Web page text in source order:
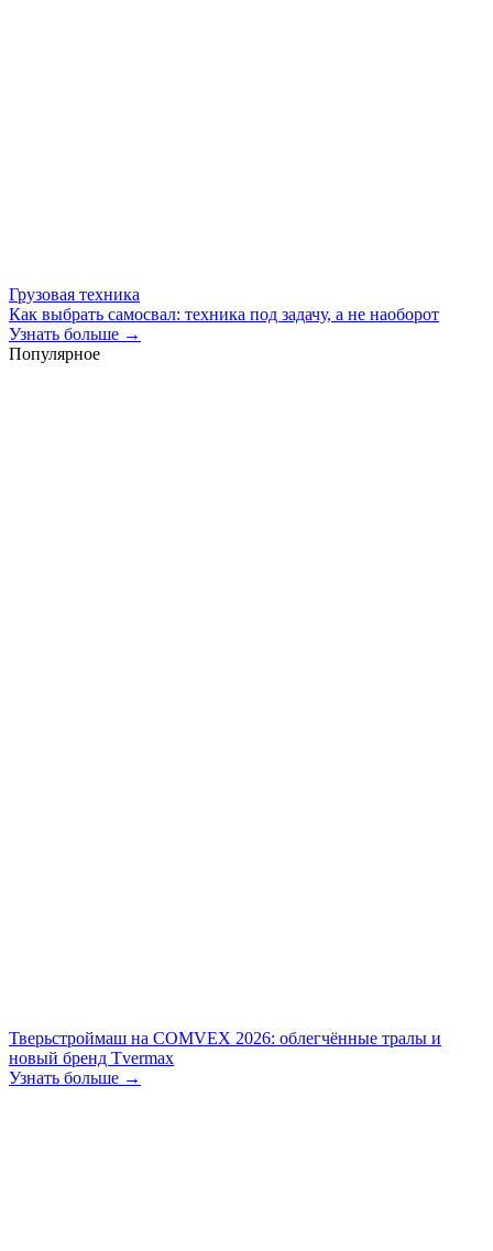
Грузовая техника
Как выбрать самосвал: техника под задачу, а не наоборот
Узнать больше →
Популярное
Тверьстроймаш на COMVEX 2026: облегчённые тралы и
новый бренд Tvermax
Узнать больше →